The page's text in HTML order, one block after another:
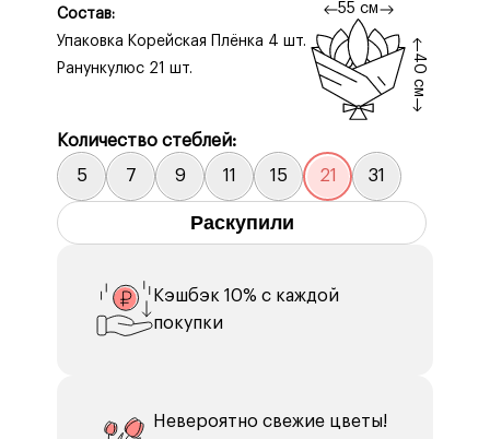
Состав:
Упаковка Корейская Плёнка 4 шт.
Ранункулюс 21 шт.
55 см
40 см
Количество стеблей:
5
7 9 11 15 21 31
Раскупили
Кэшбэк 10% с каждой
покупки
Невероятно свежие цветы!